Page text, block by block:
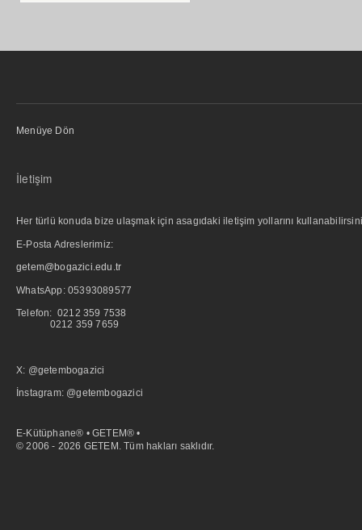
Menüye Dön
İletişim
Her türlü konuda bize ulaşmak için asagıdaki iletişim yollarını
E-Posta Adreslerimiz:
getem@bogazici.edu.tr
WhatsApp: 05393089577
Telefon: 0212 359 7538
0212 359 7659
X: @getembogazici
İnstagram: @getembogazici
E-Kütüphane® • GETEM® •
© 2006 - 2026 GETEM. Tüm hakları saklıdır.